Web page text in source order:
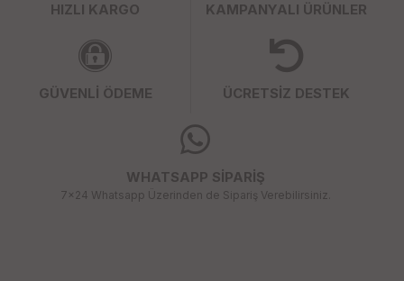
HIZLI KARGO KAMPANYALI ÜRÜNLER
GÜVENLİ ÖDEME ÜCRETSİZ DESTEK
WHATSAPP SİPARİŞ
7x24 Whatsapp Üzerinden de Sipariş Verebilirsiniz.